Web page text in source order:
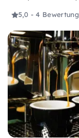
5,0 - 4